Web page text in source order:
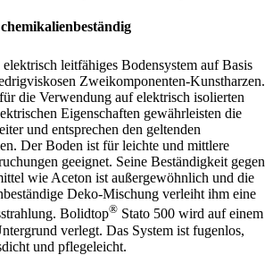
elektrisch leitfähiges Bodensystem auf Basis
Zweikomponenten-Kunstharzen.
die Verwendung auf elektrisch isolierten
Eigenschaften gewährleisten die
und entsprechen den geltenden
Der Boden ist für leichte und mittlere
geeignet. Seine Beständigkeit gegen
wie Aceton ist außergewöhnlich und die
Deko-Mischung verleiht ihm eine
Bolidtop® Stato 500 wird auf einem
verlegt. Das System ist fugenlos,
und pflegeleicht.